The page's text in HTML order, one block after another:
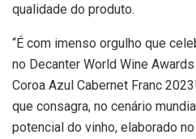
qualidade do produto.
“É com imenso orgulho que
no Decanter World Wine
Coroa Azul Cabernet Franc
que consagra, no cenário
potencial do vinho, elaborado